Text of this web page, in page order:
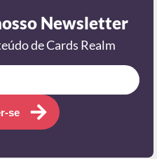
Newsletter
de Cards Realm
se